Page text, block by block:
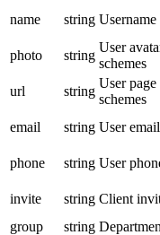
name string Username
photo
string
User
schemes
url
string
User
schemes
email
string User email
phone
string User
invite
string Client
group
string